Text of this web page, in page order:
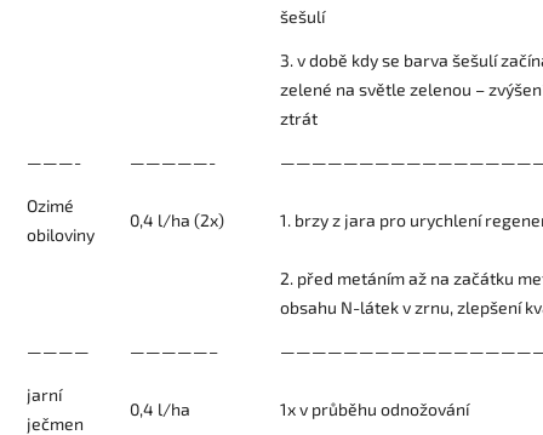
šešulí
3. v době kdy se barva šešulí
zelené na světle zelenou –
ztrát
———- —————-
Ozimé
obiloviny
0,4 l/ha (2x) 1. brzy z jara pro urychlení
2. před metáním až na začátku
obsahu N-látek v zrnu, zlepšení
———— —————–
jarní
ječmen
0,4 l/ha 1x v průběhu odnožování